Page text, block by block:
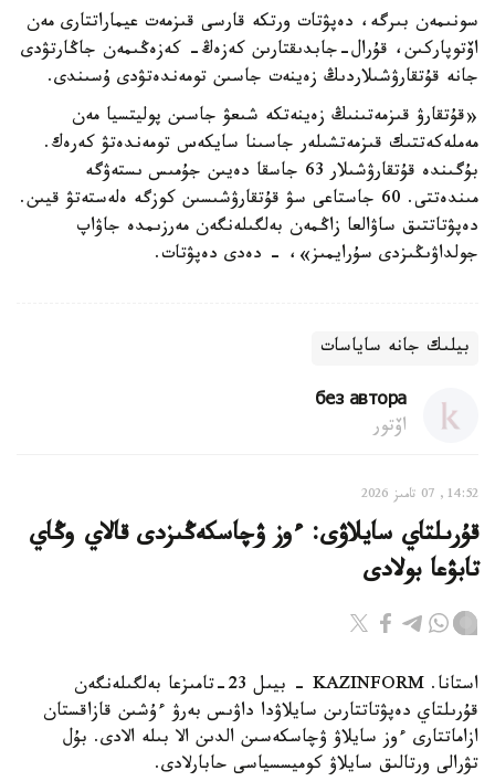
سونىمەن بىرگە، دەپۋتات ورتكە قارسى قىزمەت عيماراتتارى مەن
اۆتوپاركىن، قۇرال-جابدىقتارىن كەزەڭ- كەزەڭىمەن جاڭارتۋدى
جانە قۇتقارۋشىلاردىڭ زەينەت جاسىن تومەندەتۋدى ۇسىندى.
«قۇتقارۋ قىزمەتىنىڭ زەينەتكە شىعۋ جاسىن پوليتسيا مەن
مەملەكەتتىك قىزمەتشىلەر جاسىنا سايكەس تومەندەتۋ كەرەك.
بۇگىندە قۇتقارۋشىلار 63 جاسقا دەيىن جۇمىس ىستەۋگە
مىندەتتى. 60 جاستاعى سۋ قۇتقارۋشىسىن كوزگە ەلەستەتۋ قيىن.
دەپۋتاتتىق ساۋالعا زاڭمەن بەلگىلەنگەن مەرزىمدە جاۋاپ
جولداۋىڭىزدى سۇرايمىز»، - دەدى دەپۋتات.
بيلىك جانە ساياسات
без автора
اۆتور
14:52, 07 تامىز 2026
قۇرىلتاي سايلاۋى: ءوز ۋچاسكەڭىزدى قالاي وڭاي
تابۋعا بولادى
استانا. KAZINFORM - بيىل 23-تامىزعا بەلگىلەنگەن
قۇرىلتاي دەپۋتاتتارىن سايلاۋدا داۋىس بەرۋ ءۇشىن قازاقستان
ازاماتتارى ءوز سايلاۋ ۋچاسكەسىن الدىن الا بىلە الادى. بۇل
تۋرالى ورتالىق سايلاۋ كوميسسياسى حابارلادى.